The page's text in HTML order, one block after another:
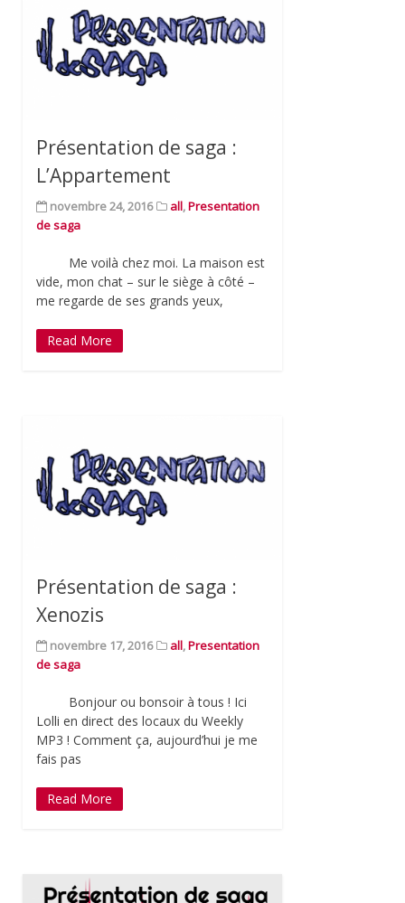
Présentation de saga :
L’Appartement
novembre 24, 2016 all,Presentation
de saga
Me voilà chez moi. La maison est
vide, mon chat – sur le siège à côté –
me regarde de ses grands yeux,
Read More
Présentation de saga :
Xenozis
novembre 17, 2016 all,Presentation
de saga
Bonjour ou bonsoir à tous ! Ici
Lolli en direct des locaux du Weekly
MP3 ! Comment ça, aujourd’hui je me
fais pas
Read More